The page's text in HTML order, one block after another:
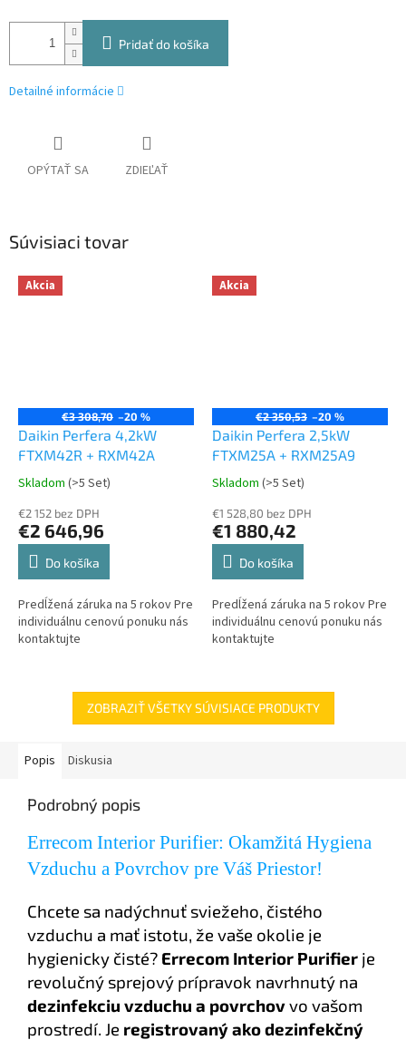
Pridať do košíka
Detailné informácie
OPÝTAŤ SA ZDIEĽAŤ
Súvisiaci tovar
Akcia
€3 308,70 –20 %
Daikin Perfera 4,2kW
FTXM42R + RXM42A
Skladom (>5 Set)
€2 152 bez DPH
€2 646,96
Do košíka
Predĺžená záruka na 5 rokov Pre
individuálnu cenovú ponuku nás
kontaktujte
Akcia
€2 350,53 –20 %
Daikin Perfera 2,5kW
FTXM25A + RXM25A9
Skladom (>5 Set)
€1 528,80 bez DPH
€1 880,42
Do košíka
Predĺžená záruka na 5 rokov Pre
individuálnu cenovú ponuku nás
kontaktujte
ZOBRAZIŤ VŠETKY SÚVISIACE PRODUKTY
Popis Diskusia
Podrobný popis
Errecom Interior Purifier: Okamžitá Hygiena
Vzduchu a Povrchov pre Váš Priestor!
Chcete sa nadýchnuť sviežeho, čistého
vzduchu a mať istotu, že vaše okolie je
hygienicky čisté? Errecom Interior Purifier je
revolučný sprejový prípravok navrhnutý na
dezinfekciu vzduchu a povrchovvo vašom
prostredí. Je registrovaný ako dezinfekčný